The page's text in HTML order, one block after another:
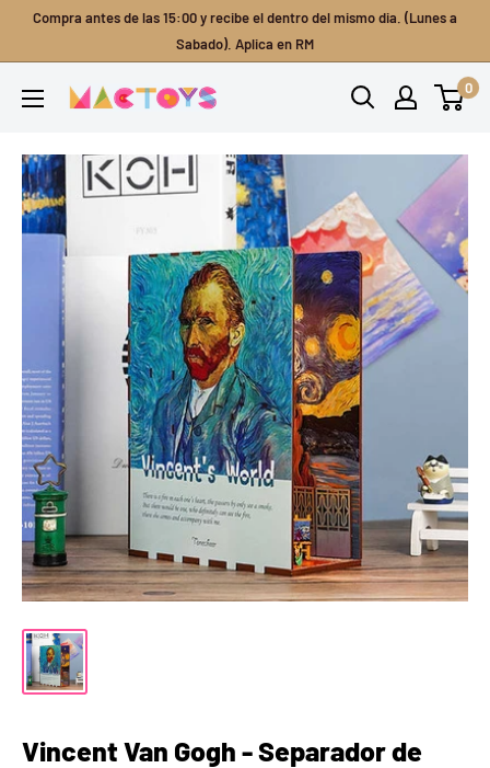
contenido
Compra antes de las 15:00 y recibe el dentro del mismo dia. (Lunes a
Sabado). Aplica en RM
Mactoys
0
Vincent Van Gogh - Separador de